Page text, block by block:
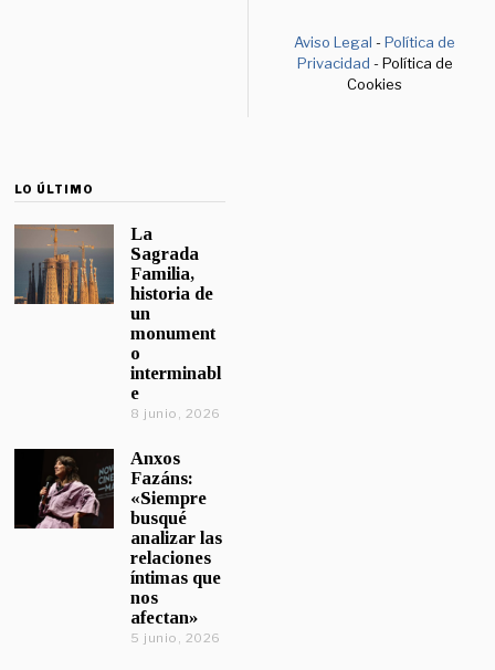
Aviso Legal -Política de
Privacidad - Política de
Cookies
LO ÚLTIMO
La
Sagrada
Familia,
historia de
un
monument
o
interminabl
e
8 junio, 2026
Anxos
Fazáns:
«Siempre
busqué
analizar las
relaciones
íntimas que
nos
afectan»
5 junio, 2026